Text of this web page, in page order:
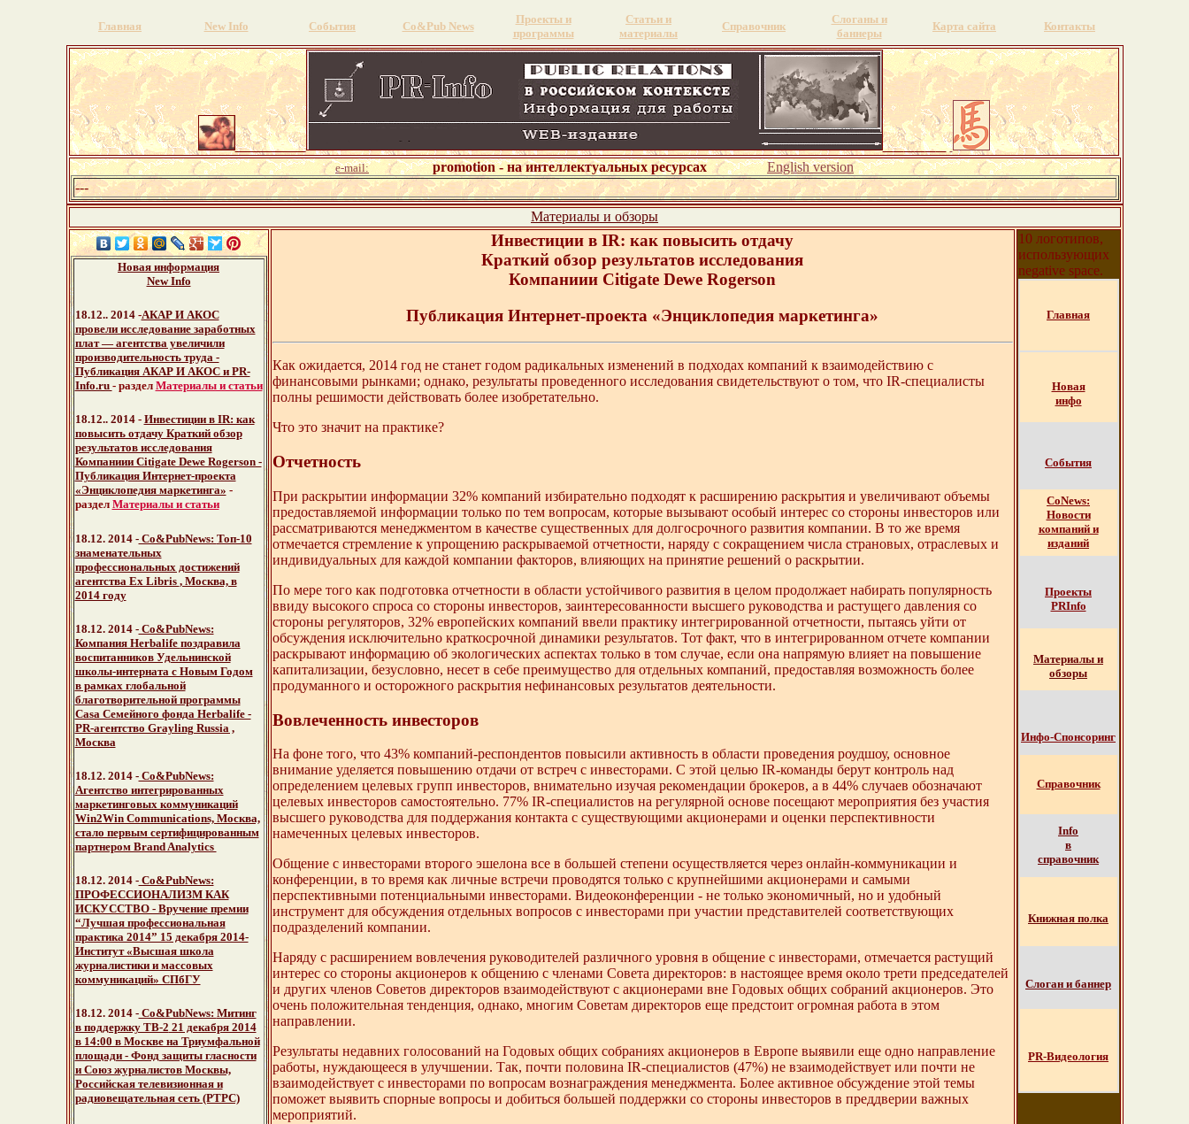
Главная New Info События Со&Pub News
Проекты и
программы
Статьи и
материалы
Справочник
Слоганы и
баннеры
Карта сайта Контакты
e-mail: promotion - на интеллектуальных ресурсах
English version
---
Материалы и обзоры
Новая информация
New Info
18.12.. 2014 -АКАР И АКОС
провели исследование заработных
плат — агентства увеличили
производительность труда -
Публикация АКАР И АКОС и PR-
Info.ru - раздел Материалы и статьи
18.12.. 2014 - Инвестиции в IR: как
повысить отдачу Краткий обзор
результатов исследования
Компаниии Citigate Dewe Rogerson -
Публикация Интернет-проекта
«Энциклопедия маркетинга» -
раздел Материалы и статьи
18.12. 2014 -Со&PubNews: Топ-10
знаменательных
профессиональных достижений
агентства Ex Libris , Москва, в
2014 году
18.12. 2014 -Со&PubNews:
Компания Herbalife поздравила
воспитанников Удельнинской
школы-интерната с Новым Годом
в рамках глобальной
благотворительной программы
Casa Семейного фонда Herbalife -
PR-агентство Grayling Russia ,
Москва
18.12. 2014 -Со&PubNews:
Агентство интегрированных
маркетинговых коммуникаций
Win2Win Communications, Москва,
стало первым сертифицированным
партнером Brand Analytics
18.12. 2014 -Со&PubNews:
ПРОФЕССИОНАЛИЗМ КАК
ИСКУССТВО - Вручение премии
“Лучшая профессиональная
практика 2014” 15 декабря 2014-
Институт «Высшая школа
журналистики и массовых
коммуникаций» СПбГУ
18.12. 2014 -Со&PubNews: Митинг
в поддержку ТВ-2 21 декабря 2014
в 14:00 в Москве на Триумфальной
площади - Фонд защиты гласности
и Союз журналистов Москвы,
Российская телевизионная и
радиовещательная сеть (РТРС)
Инвестиции в IR: как повысить отдачу
Краткий обзор результатов исследования
Компаниии Citigate Dewe Rogerson
Публикация Интернет-проекта «Энциклопедия маркетинга»
Как ожидается, 2014 год не станет годом радикальных изменений в подходах компаний к взаимодействию с
финансовыми рынками; однако, результаты проведенного исследования свидетельствуют о том, что IR-специалисты
полны решимости действовать более изобретательно.
Что это значит на практике?
Отчетность
При раскрытии информации 32% компаний избирательно подходят к расширению раскрытия и увеличивают объемы
предоставляемой информации только по тем вопросам, которые вызывают особый интерес со стороны инвесторов или
рассматриваются менеджментом в качестве существенных для долгосрочного развития компании. В то же время
отмечается стремление к упрощению раскрываемой отчетности, наряду с сокращением числа страновых, отраслевых и
индивидуальных для каждой компании факторов, влияющих на принятие решений о раскрытии.
По мере того как подготовка отчетности в области устойчивого развития в целом продолжает набирать популярность
ввиду высокого спроса со стороны инвесторов, заинтересованности высшего руководства и растущего давления со
стороны регуляторов, 32% европейских компаний ввели практику интегрированной отчетности, пытаясь уйти от
обсуждения исключительно краткосрочной динамики результатов. Тот факт, что в интегрированном отчете компании
раскрывают информацию об экологических аспектах только в том случае, если она напрямую влияет на повышение
капитализации, безусловно, несет в себе преимущество для отдельных компаний, предоставляя возможность более
продуманного и осторожного раскрытия нефинансовых результатов деятельности.
Вовлеченность инвесторов
На фоне того, что 43% компаний-респондентов повысили активность в области проведения роудшоу, основное
внимание уделяется повышению отдачи от встреч с инвесторами. С этой целью IR-команды берут контроль над
определением целевых групп инвесторов, внимательно изучая рекомендации брокеров, а в 44% случаев обозначают
целевых инвесторов самостоятельно. 77% IR-специалистов на регулярной основе посещают мероприятия без участия
высшего руководства для поддержания контакта с существующими акционерами и оценки перспективности
намеченных целевых инвесторов.
Общение с инвесторами второго эшелона все в большей степени осуществляется через онлайн-коммуникации и
конференции, в то время как личные встречи проводятся только с крупнейшими акционерами и самыми
перспективными потенциальными инвесторами. Видеоконференции - не только экономичный, но и удобный
инструмент для обсуждения отдельных вопросов с инвесторами при участии представителей соответствующих
подразделений компании.
Наряду с расширением вовлечения руководителей различного уровня в общение с инвесторами, отмечается растущий
интерес со стороны акционеров к общению с членами Совета директоров: в настоящее время около трети председателей
и других членов Советов директоров взаимодействуют с акционерами вне Годовых общих собраний акционеров. Это
очень положительная тенденция, однако, многим Советам директоров еще предстоит огромная работа в этом
направлении.
Результаты недавних голосований на Годовых общих собраниях акционеров в Европе выявили еще одно направление
работы, нуждающееся в улучшении. Так, почти половина IR-специалистов (47%) не взаимодействует или почти не
взаимодействует с инвесторами по вопросам вознаграждения менеджмента. Более активное обсуждение этой темы
поможет выявить спорные вопросы и добиться большей поддержки со стороны инвесторов в преддверии важных
мероприятий.
10 логотипов,
использующих
negative space.
Главная
Новая
инфо
События
СоNews:
Новости
компаний и
изданий
Проекты
PRInfo
Материалы и
обзоры
Инфо-Спонсоринг
Справочник
Info
в
справочник
Книжная полка
Слоган и баннер
PR-Видеология